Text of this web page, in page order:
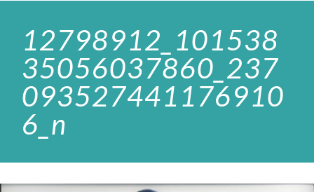
12798912_101538
35056037860_237
093527441176910
6_n